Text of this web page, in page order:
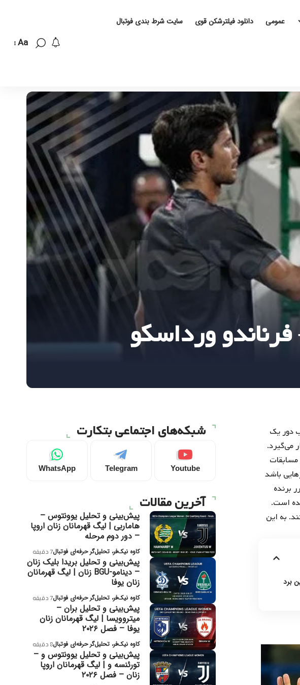
عمومی دانلود فیلترشکن قوی سایت شرط بندی فوتبال
Aa
ورداسکو
دور یک
می‌گیرد.
در مسابقات
باشد
فدرر برنده
است.
به این
برد
شبکه‌های اجتماعی بتکارت
Youtube
Telegram
WhatsApp
آخرین مقالات
پیش‌بینی و تحلیل یوونتوس –
هاماربی | لیگ قهرمانان زنان اروپا
– دور دوم مرحله
کاوه نیک‌فر، تحلیل‌گر حرفه‌ای فوتبال7 دقیقه
پیش‌بینی و تحلیل بریدا بلیک زنان
– دینامو-BGU زنان | لیگ قهرمانان
زنان یوفا
کاوه نیک‌فر، تحلیل‌گر حرفه‌ای فوتبال7 دقیقه
پیش‌بینی و تحلیل بران –
میتروویسا | لیگ قهرمانان زنان
یوفا – فصل ۲۰۲۶
کاوه نیک‌فر، تحلیل‌گر حرفه‌ای فوتبال8 دقیقه
پیش‌بینی و تحلیل یوونتوس و –
تورئنسه و | لیگ قهرمانان اروپا
زنان – فصل ۲۰۲۶